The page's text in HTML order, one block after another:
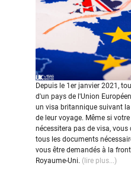
Depuis le 1er janvier 2021,
d'un pays de l'Union
un visa britannique suivant
de leur voyage. Même si
nécessitera pas de visa, vous
tous les documents
vous être demandés à la
Royaume-Uni. (lire plus...)